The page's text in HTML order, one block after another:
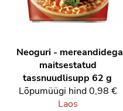
Neoguri - mereandidega
maitsestatud
tassnuudlisupp 62 g
Lõpumüügi hind0,98 €
Laos